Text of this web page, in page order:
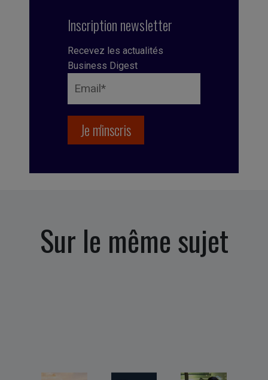
Inscription newsletter
Recevez les actualités
Business Digest
Sur le même sujet